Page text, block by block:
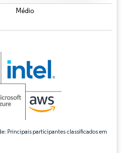
Médio
Principais participantes classificados em
O reuso requer atribuição conforme CC BY 4.0.